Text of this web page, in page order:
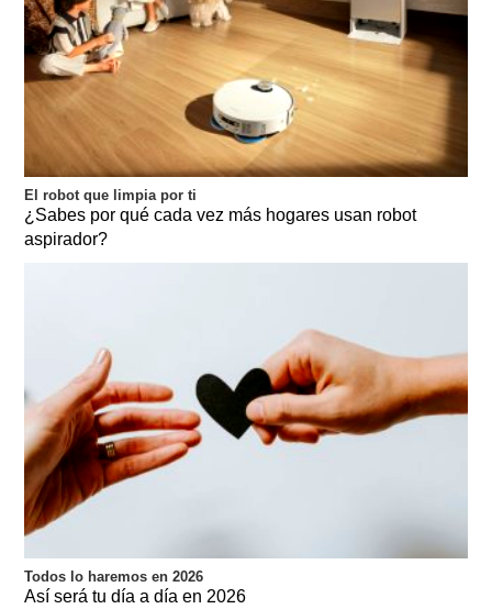
El robot que limpia por ti
¿Sabes por qué cada vez más hogares usan robot
aspirador?
Todos lo haremos en 2026
Así será tu día a día en 2026